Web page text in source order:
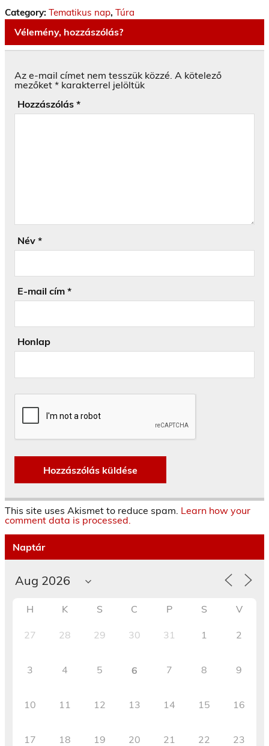
Category: Tematikus nap, Túra
Vélemény, hozzászólás?
Az e-mail címet nem tesszük közzé. A kötelező
mezőket * karakterrel jelöltük
Hozzászólás *
Név *
E-mail cím *
Honlap
This site uses Akismet to reduce spam. Learn how your
comment data is processed.
Naptár
H K S C P S V
27 28 29 30 31 1 2
3 4 5 6 7 8 9
10 11 12 13 14 15 16
17 18 19 20 21 22 23